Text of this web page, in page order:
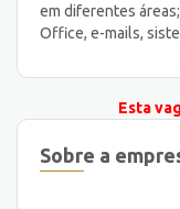
em diferentes
Office, e-mails,
Esta
Sobre a